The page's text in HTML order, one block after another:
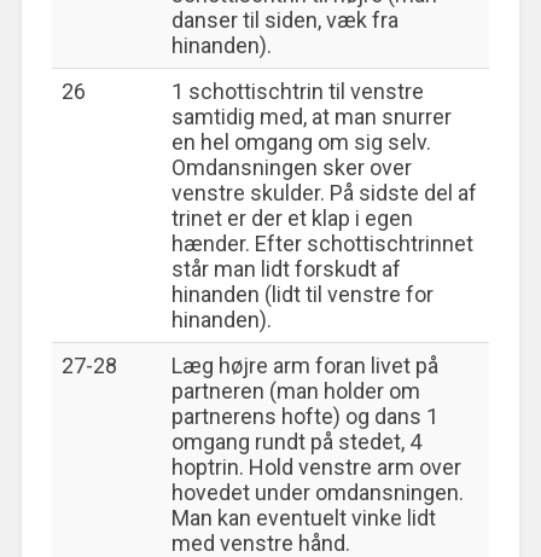
danser til siden, væk fra
hinanden).
26
1 schottischtrin til venstre
samtidig med, at man snurrer
en hel omgang om sig selv.
Omdansningen sker over
venstre skulder. På sidste del af
trinet er der et klap i egen
hænder. Efter schottischtrinnet
står man lidt forskudt af
hinanden (lidt til venstre for
hinanden).
27-28
Læg højre arm foran livet på
partneren (man holder om
partnerens hofte) og dans 1
omgang rundt på stedet, 4
hoptrin. Hold venstre arm over
hovedet under omdansningen.
Man kan eventuelt vinke lidt
med venstre hånd.